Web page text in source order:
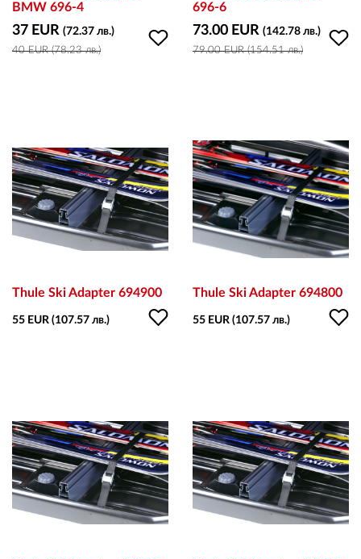
BMW 696-4
37 EUR (72.37 лв.)
40 EUR (78.23 лв.)
696-6
73.00 EUR (142.78 лв.)
79.00 EUR (154.51 лв.)
Thule Ski Adapter 694900
55 EUR (107.57 лв.)
Thule Ski Adapter 694800
55 EUR (107.57 лв.)